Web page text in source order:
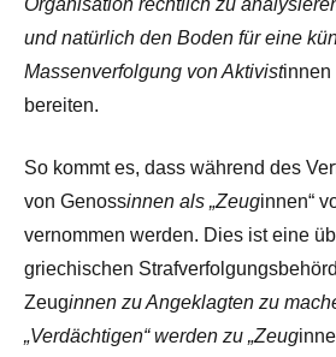
Organisation rechtlich zu
und natürlich den Boden für eine
Massenverfolgung von Aktivistinnen
bereiten.
So kommt es, dass während des
von Genossinnen als „Zeuginnen“
vernommen werden. Dies ist eine
griechischen
Zeuginnen zu Angeklagten zu
„Verdächtigen“ werden zu „Zeug